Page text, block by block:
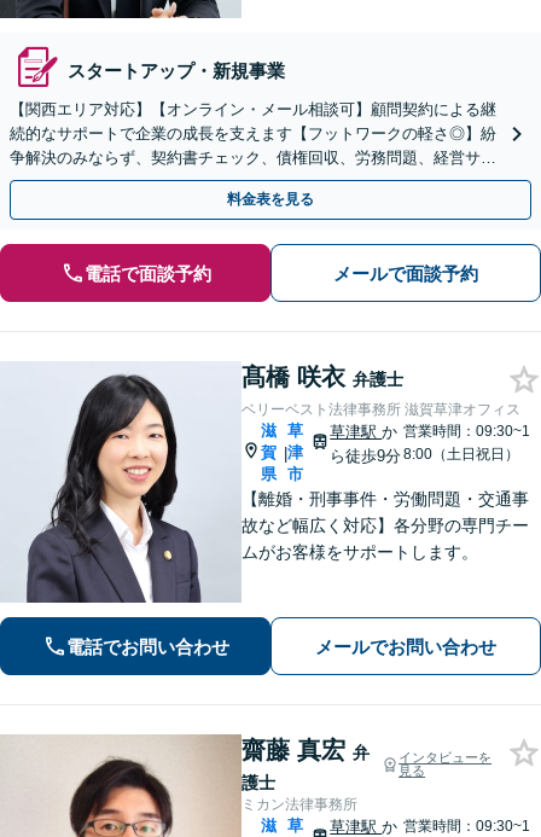
スタートアップ・新規事業
【関西エリア対応】【オンライン・メール相談可】顧問契約による継
続的なサポートで企業の成長を支えます【フットワークの軽さ◎】紛
争解決のみならず、契約書チェック、債権回収、労務問題、経営サポ
ートを含む予防法務に対応
料金表を見る
電話で面談予約 メールで面談予約
髙橋 咲衣 弁護士
ベリーベスト法律事務所 滋賀草津オフィス
滋
賀
県
|
草
津
市
草津駅か
ら徒歩9分
営業時間：09:30~1
8:00（土日祝日）
【離婚・刑事事件・労働問題・交通事
故など幅広く対応】各分野の専門チー
ムがお客様をサポートします。
電話でお問い合わせ メールでお問い合わせ
齋藤 真宏 弁
護士
インタビューを
見る
ミカン法律事務所
滋
草
草津駅か 営業時間：09:30~1